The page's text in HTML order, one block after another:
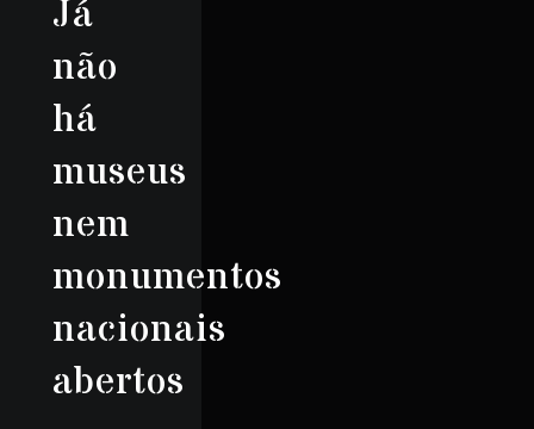
Já
não
há
museus
nem
monumentos
nacionais
abertos